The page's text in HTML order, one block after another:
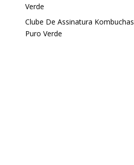
Verde
Clube De Assinatura Kombuchas
Puro Verde